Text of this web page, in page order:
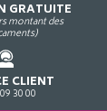
GRATUITE
montant des
CLIENT
30 00